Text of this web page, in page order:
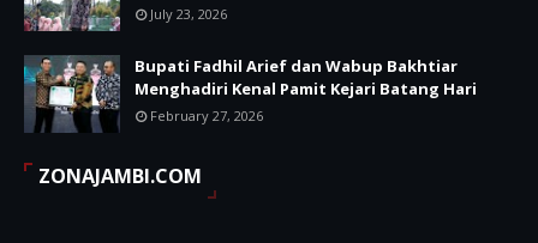
July 23, 2026
Bupati Fadhil Arief dan Wabup Bakhtiar
Menghadiri Kenal Pamit Kejari Batang Hari
February 27, 2026
ZONAJAMBI.COM